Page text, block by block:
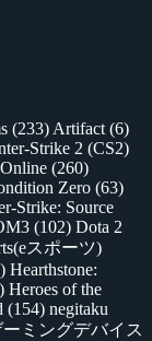
(233) Artifact (6)
Strike 2 (CS2)
(260)
Zero (63)
Strike: Source
(102) Dota 2
スポーツ)
Hearthstone:
Heroes of the
(154) negitaku
ーミングデバイス